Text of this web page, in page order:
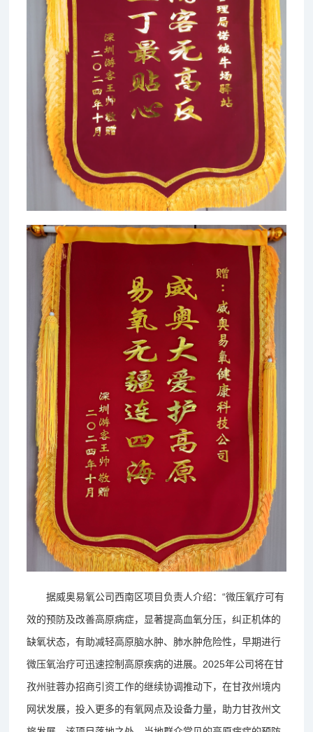
据威奥易氧公司西南区项目负责人介绍：“微压氧疗可有
效的预防及改善高原病症，显著提高血氧分压，纠正机体的
缺氧状态，有助减轻高原脑水肿、肺水肿危险性，早期进行
微压氧治疗可迅速控制高原疾病的进展。2025年公司将在甘
孜州驻蓉办招商引资工作的继续协调推动下，在甘孜州境内
网状发展，投入更多的有氧网点及设备力量，助力甘孜州文